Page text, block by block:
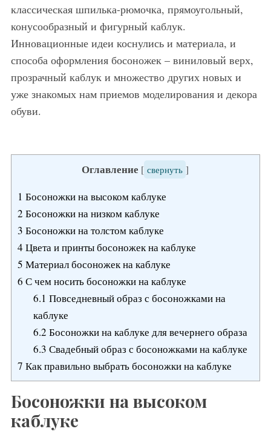
классическая шпилька-рюмочка, прямоугольный,
конусообразный и фигурный каблук.
Инновационные идеи коснулись и материала, и
способа оформления босоножек – виниловый верх,
прозрачный каблук и множество других новых и
уже знакомых нам приемов моделирования и декора
обуви.
Оглавление [ свернуть ]
1 Босоножки на высоком каблуке
2 Босоножки на низком каблуке
3 Босоножки на толстом каблуке
4 Цвета и принты босоножек на каблуке
5 Материал босоножек на каблуке
6 С чем носить босоножки на каблуке
6.1 Повседневный образ с босоножками на
каблуке
6.2 Босоножки на каблуке для вечернего образа
6.3 Свадебный образ с босоножками на каблуке
7 Как правильно выбрать босоножки на каблуке
Босоножки на высоком
каблуке